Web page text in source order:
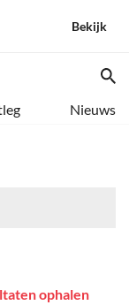
Bekijk
Nieuws
ophalen